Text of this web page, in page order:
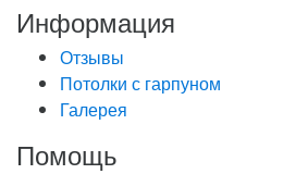
Информация
Отзывы
Потолки с гарпуном
Галерея
Помощь